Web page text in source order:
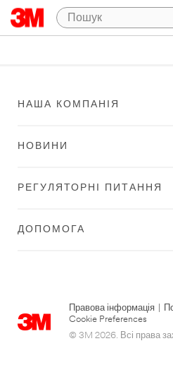
НАША КОМПАНІЯ
НОВИНИ
РЕГУЛЯТОРНІ ПИТАННЯ
ДОПОМОГА
Правова інформація
Cookie Preferences
© 3M 2026. Всі права